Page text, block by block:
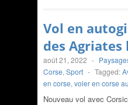
Vol en
des Agriates
août 21, 2022 -
Corse, Sport - Tagged:
en corse, voler en corse
Nouveau vol avec